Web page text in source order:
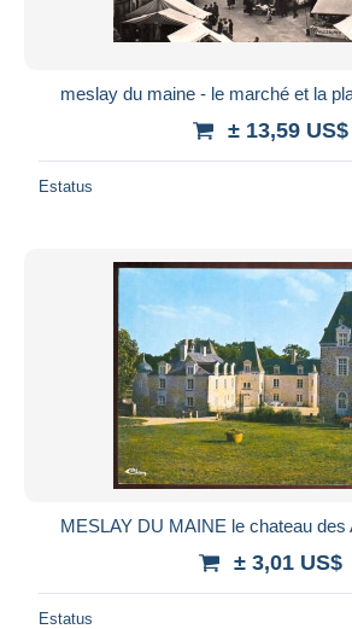
meslay du maine - le marché et la
± 13,59 US$
Estatus
MESLAY DU MAINE le chateau des
± 3,01 US$
Estatus